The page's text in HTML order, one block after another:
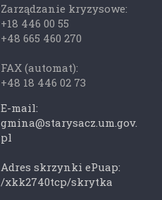
Zarządzanie kryzysowe:
+18 446 00 55
+48 665 460 270
FAX (automat):
+48 18 446 02 73
E-mail:
gmina@starysacz.um.gov.
pl
Adres skrzynki ePuap:
/xkk2740tcp/skrytka